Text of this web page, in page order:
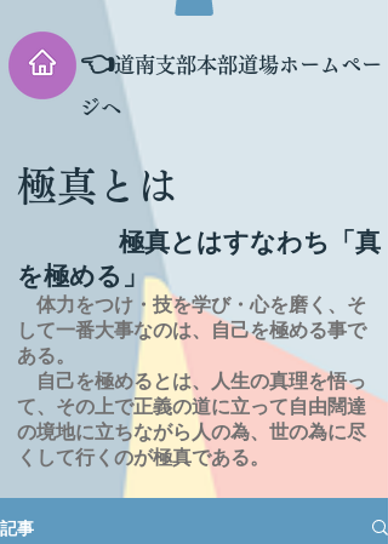
👈道南支部本部道場ホームペー
ジへ
極真とは
極真とはすなわち「真
を極める」
体力をつけ・技を学び・心を磨く、そ
して一番大事なのは、自己を極める事で
ある。
自己を極めるとは、
人生の真理を悟っ
て、その上で正義の道に立って自由闊達
の境地に立ちながら人の為、世の為に尽
くして行くのが極真である。
記事